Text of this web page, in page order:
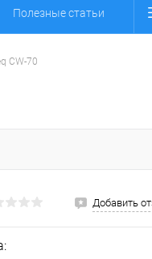
Полезные статьи
CW-70
Добавить